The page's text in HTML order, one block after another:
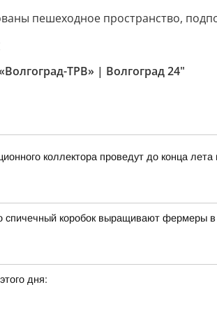
пешеходное пространство,
ТРВ» | Волгоград 24"
коллектора проведут до конца
спичечный коробок выращивают фермеры
дня: